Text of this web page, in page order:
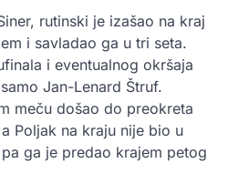
rutinski je izašao na kraj
i savladao ga u tri seta.
i eventualnog okršaja
Jan-Lenard Štruf.
meču došao do preokreta
Poljak na kraju nije bio u
ga je predao krajem petog